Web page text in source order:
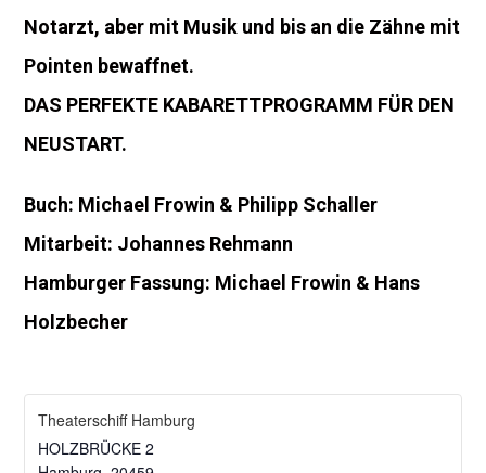
Notarzt, aber mit Musik und bis an die Zähne mit
Pointen bewaffnet.
DAS PERFEKTE KABARETTPROGRAMM FÜR DEN
NEUSTART.
Buch: Michael Frowin & Philipp Schaller
Mitarbeit: Johannes Rehmann
Hamburger Fassung: Michael Frowin & Hans
Holzbecher
Theaterschiff Hamburg
HOLZBRÜCKE 2